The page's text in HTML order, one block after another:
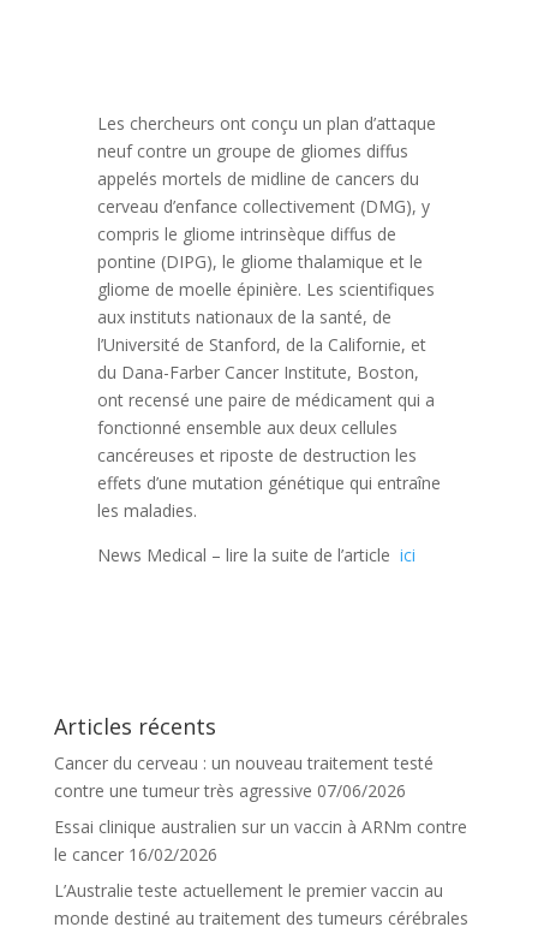
Les chercheurs ont conçu un plan d’attaque
neuf contre un groupe de gliomes diffus
appelés mortels de midline de cancers du
cerveau d’enfance collectivement (DMG), y
compris le gliome intrinsèque diffus de
pontine (DIPG), le gliome thalamique et le
gliome de moelle épinière. Les scientifiques
aux instituts nationaux de la santé, de
l’Université de Stanford, de la Californie, et
du Dana-Farber Cancer Institute, Boston,
ont recensé une paire de médicament qui a
fonctionné ensemble aux deux cellules
cancéreuses et riposte de destruction les
effets d’une mutation génétique qui entraîne
les maladies.
News Medical – lire la suite de l’article ici
Articles récents
Cancer du cerveau : un nouveau traitement testé
contre une tumeur très agressive 07/06/2026
Essai clinique australien sur un vaccin à ARNm contre
le cancer 16/02/2026
L’Australie teste actuellement le premier vaccin au
monde destiné au traitement des tumeurs cérébrales